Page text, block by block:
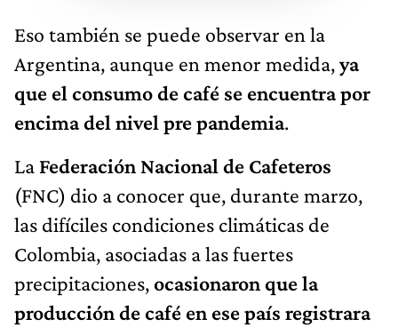
Eso también se puede observar en la
Argentina, aunque en menor medida,ya
que el consumo de café se encuentra por
encima del nivel pre pandemia.
La Federación Nacional de Cafeteros
(FNC) dio a conocer que, durante marzo,
las difíciles condiciones climáticas de
Colombia, asociadas a las fuertes
precipitaciones,ocasionaron que la
producción de café en ese país registrara